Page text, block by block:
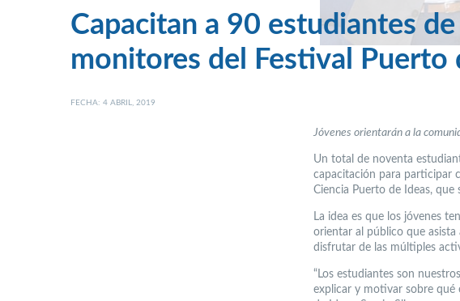
Capacitan a 90 estudiantes
monitores del Festival Puerto
FECHA: 4 ABRIL, 2019
Jóvenes orientarán a la
Un total de noventa
capacitación para participar
Ciencia Puerto de Ideas, que
La idea es que los jóvenes
orientar al público que
disfrutar de las múltiples
“Los estudiantes son
explicar y motivar sobre qué